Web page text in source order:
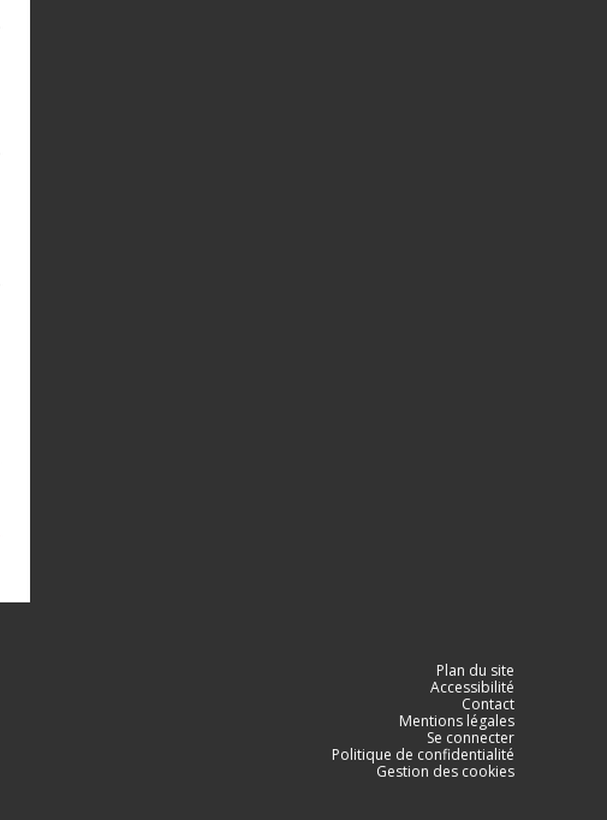
Plan du site
Accessibilité
Contact
Mentions légales
Se connecter
Politique de confidentialité
Gestion des cookies